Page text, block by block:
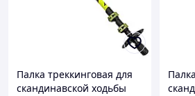
Палка треккинговая для
скандинавской ходьбы